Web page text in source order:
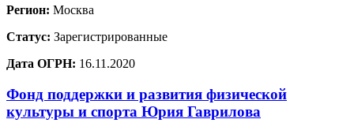
Регион: Москва
Статус: Зарегистрированные
Дата ОГРН: 16.11.2020
Фонд поддержки и развития физической
культуры и спорта Юрия Гаврилова